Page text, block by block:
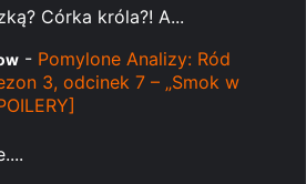
Córka króla?! A...
- Pomylone Analizy: Ród
3, odcinek 7 – „Smok w